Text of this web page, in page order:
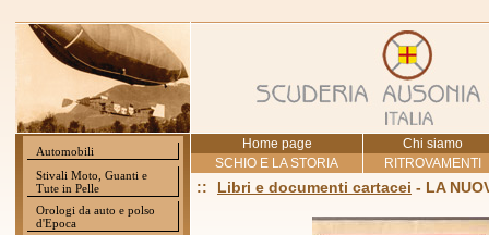
Automobili
Stivali Moto, Guanti e
Tute in Pelle
Orologi da auto e polso
d'Epoca
Home page
Chi siamo
SCHIO E LA STORIA
RITROVAMENTI
:: Libri e documenti cartacei - LA